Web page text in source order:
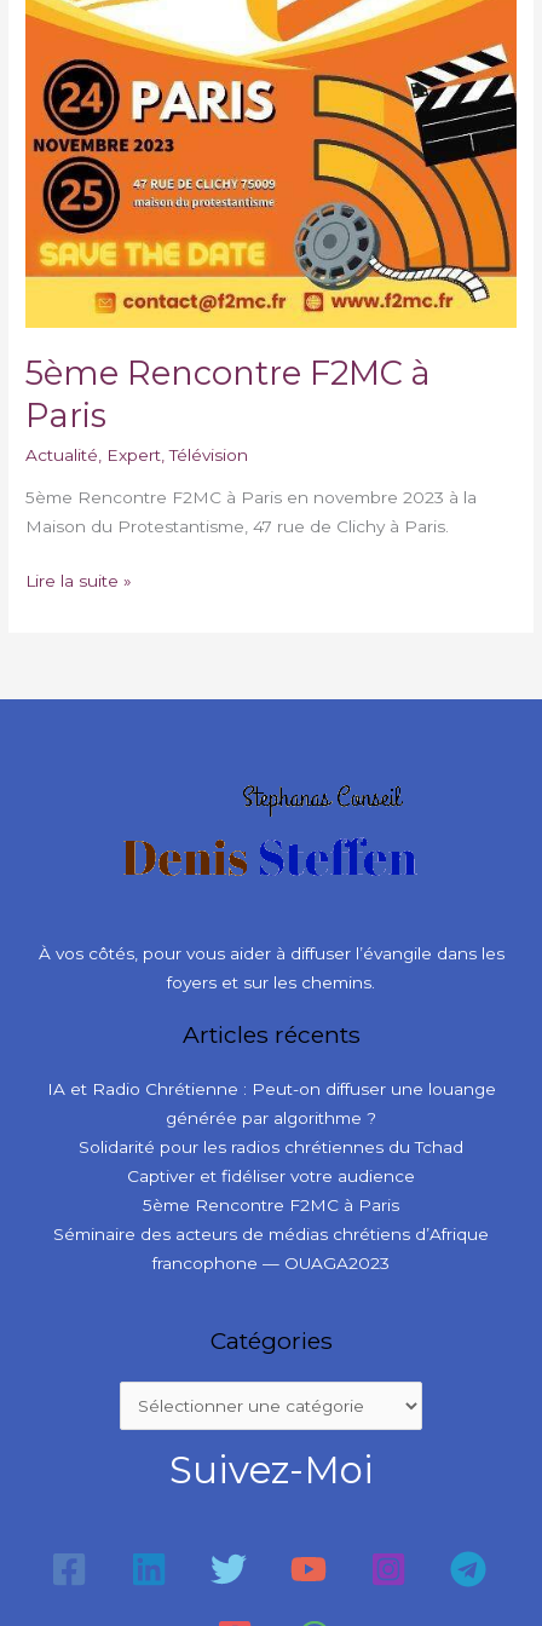
5ème Rencontre F2MC à
Paris
Actualité Expert ,Télévision
5ème Rencontre F2MC à Paris en novembre 2023 à la
Maison du Protestantisme, 47 rue de Clichy à Paris.
Lire la suite »
À vos côtés, pour vous aider à diffuser l’évangile dans les
foyers et sur les chemins.
Articles récents
IA et Radio Chrétienne : Peut-on diffuser une louange
générée par algorithme ?
Solidarité pour les radios chrétiennes du Tchad
Captiver et fidéliser votre audience
5ème Rencontre F2MC à Paris
Séminaire des acteurs de médias chrétiens d’Afrique
francophone — OUAGA2023
Catégories
Suivez-Moi